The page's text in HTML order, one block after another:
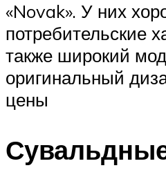
«Novak». У них
потребительские
также широкий
оригинальный
цены